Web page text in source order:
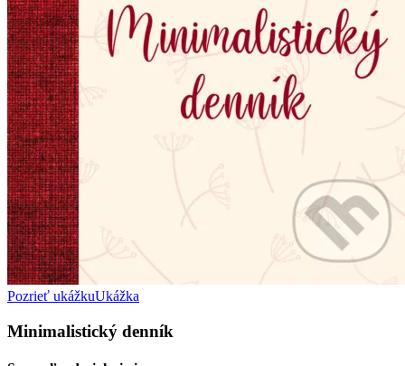
Pozrieť ukážkuUkážka
Minimalistický denník